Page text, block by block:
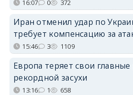
16:07 0 372
Иран отменил удар по
требует компенсацию за
15:46 3 1109
Европа теряет свои главные
рекордной засухи
13:16 1 658